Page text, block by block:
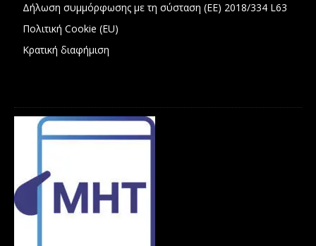
Δήλωση συμμόρφωσης με τη σύσταση (ΕΕ) 2018/334 L63
Πολιτική Cookie (EU)
Κρατική διαφήμιση